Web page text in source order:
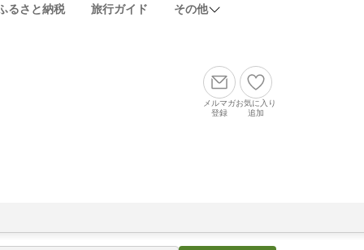
るさと納税 旅行ガイド その他
メルマガ
登録
お気に入り
追加